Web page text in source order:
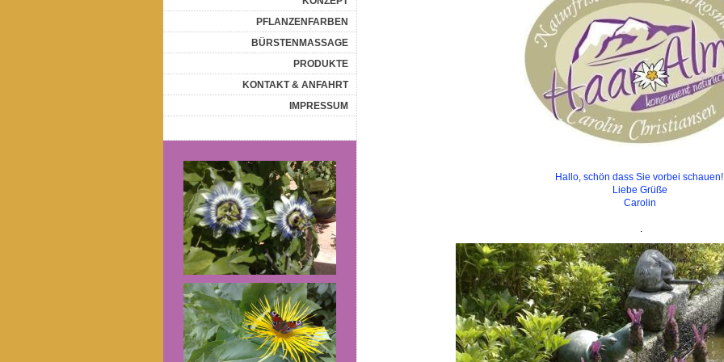
Hallo, schön dass Sie vorbei
Liebe Grüße
Carolin
.
PFLANZENFARBEN
BÜRSTENMASSAGE
PRODUKTE
KONTAKT & ANFAHRT
IMPRESSUM